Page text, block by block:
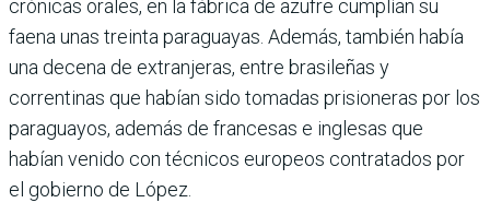
crónicas orales, en la fábrica de azufre cumplían su
faena unas treinta paraguayas. Además, también había
una decena de extranjeras, entre brasileñas y
correntinas que habían sido tomadas prisioneras por los
paraguayos, además de francesas e inglesas que
habían venido con técnicos europeos contratados por
el gobierno de López.